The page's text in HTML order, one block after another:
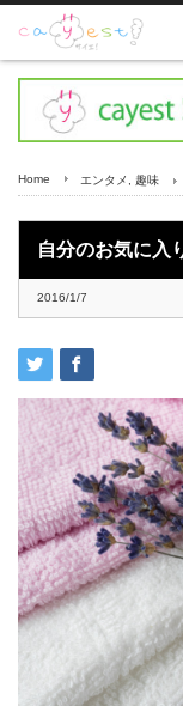
Home エンタメ 趣味
自分のお気に入
2016/1/7